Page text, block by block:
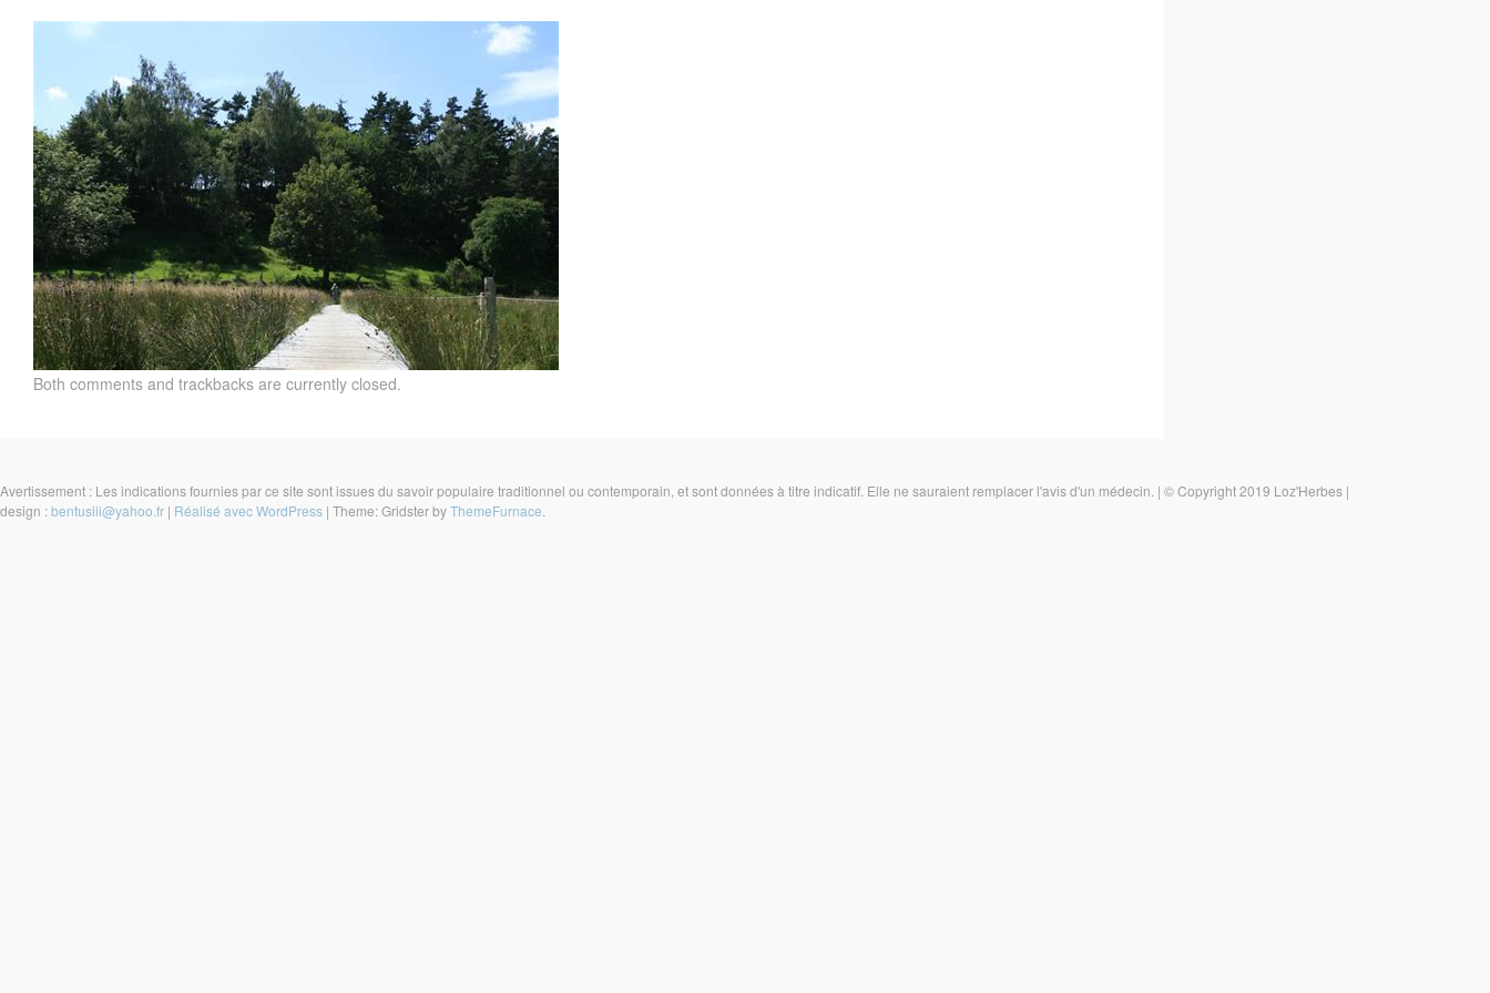
Both comments and trackbacks are currently closed.
Avertissement : Les indications fournies par ce site sont issues du savoir populaire traditionnel ou contemporain, et sont données à titre indicatif. Elle ne sauraient remplacer l'avis d'un médecin. | © Copyright 2019 Loz'Herbes |
design :bentusiii@yahoo.fr | Réalisé avec WordPress | Theme: Gridster byThemeFurnace